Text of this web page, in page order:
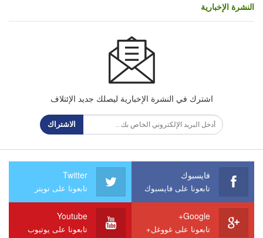
النشرة الإخبارية
اشترك في النشرة الإخبارية ليصلك جديد الإئتلاف
الاشتراك
فايسبوك
تابعونا على فايسبوك
Twitter
تابعونا على تويتر
Google+
تابعونا على غووغل+
Youtube
تابعونا على يوتيوب